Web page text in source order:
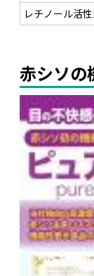
レチノール活
赤シソの